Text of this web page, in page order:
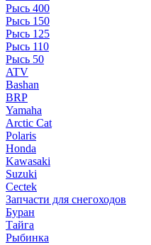
Рысь 400
Рысь 150
Рысь 125
Рысь 110
Рысь 50
ATV
Bashan
BRP
Yamaha
Arctic Cat
Polaris
Honda
Kawasaki
Suzuki
Cectek
Запчасти для снегоходов
Буран
Тайга
Рыбинка